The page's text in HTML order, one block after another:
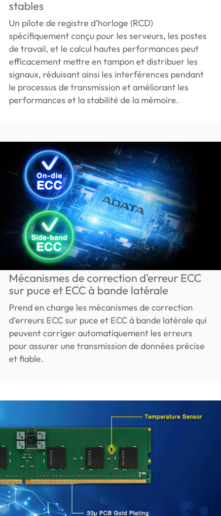
stables
Un pilote de registre d’horloge (RCD)
spécifiquement conçu pour les serveurs, les postes
de travail, et le calcul hautes performances peut
efficacement mettre en tampon et distribuer les
signaux, réduisant ainsi les interférences pendant
le processus de transmission et améliorant les
performances et la stabilité de la mémoire.
Mécanismes de correction d'erreur ECC
sur puce et ECC à bande latérale
Prend en charge les mécanismes de correction
d'erreurs ECC sur puce et ECC à bande latérale qui
peuvent corriger automatiquement les erreurs
pour assurer une transmission de données précise
et fiable.